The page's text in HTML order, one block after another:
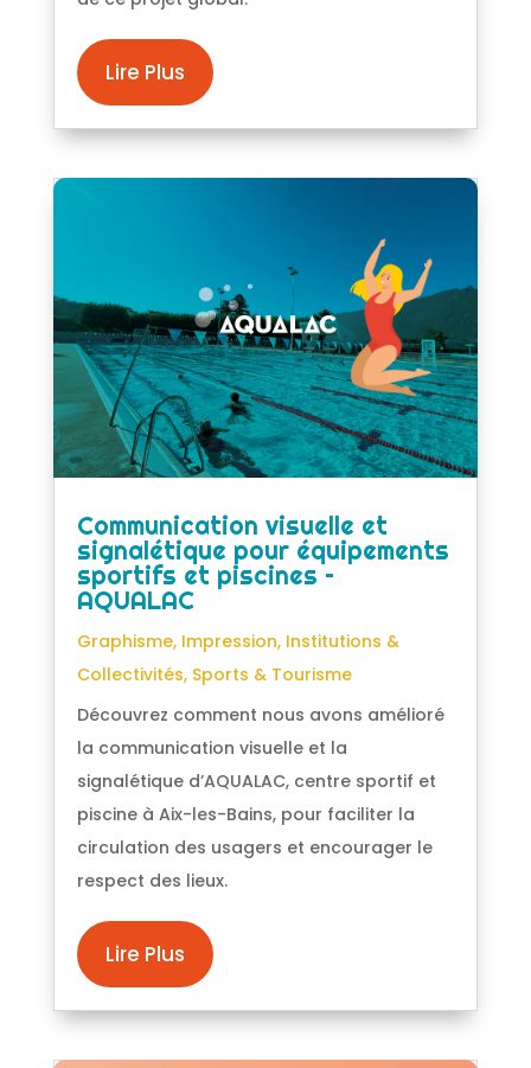
Lire Plus
Communication visuelle et
signalétique pour équipements
sportifs et piscines –
AQUALAC
Graphisme, Impression, Institutions &
Collectivités, Sports & Tourisme
Découvrez comment nous avons amélioré
la communication visuelle et la
signalétique d’AQUALAC, centre sportif et
piscine à Aix-les-Bains, pour faciliter la
circulation des usagers et encourager le
respect des lieux.
Lire Plus